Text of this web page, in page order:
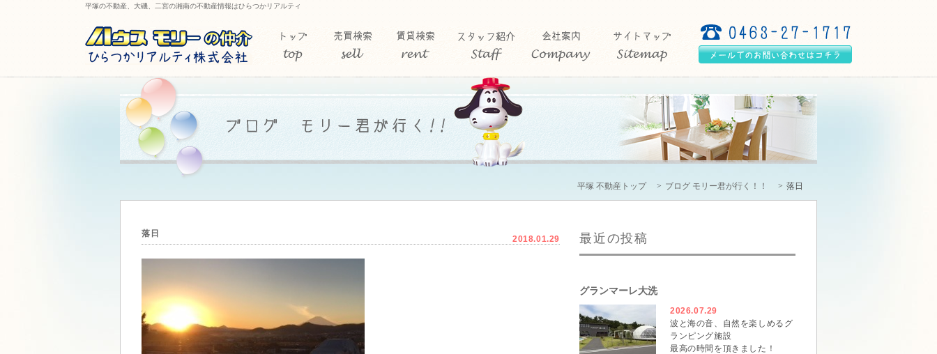
平塚の不動産、大磯、二宮の湘南の不動産情報はひらつかリアルティ
平塚 不動産トップ ブログ モリー君が行く！！ 落日
落日
2018.01.29 最近の投稿
グランマーレ大洗
2026.07.29
波と海の音、自然を楽しめるグ
ランピング施設
最高の時間を頂きました！